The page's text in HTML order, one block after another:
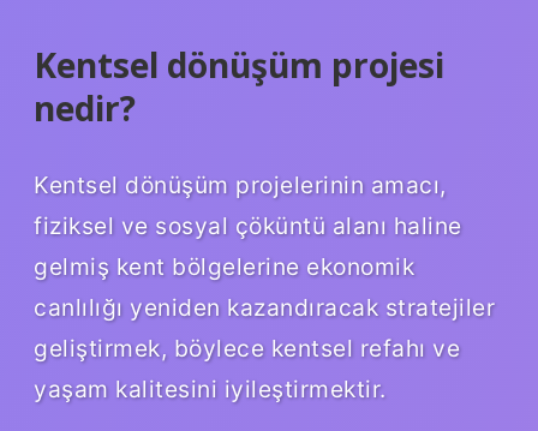
Kentsel dönüşüm projesi
nedir?
Kentsel dönüşüm projelerinin amacı,
fiziksel ve sosyal çöküntü alanı haline
gelmiş kent bölgelerine ekonomik
canlılığı yeniden kazandıracak stratejiler
geliştirmek, böylece kentsel refahı ve
yaşam kalitesini iyileştirmektir.